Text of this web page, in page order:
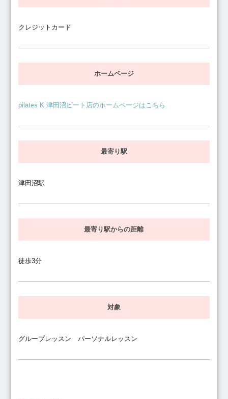
クレジットカード
ホームページ
pilates K 津田沼ビート店のホームページはこちら
最寄り駅
津田沼駅
最寄り駅からの距離
徒歩3分
対象
グループレッスン パーソナルレッスン